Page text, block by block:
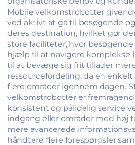
Mobile velkomstrobotter giver
ved aktivt at gå til besøgende
deres destination, hvilket gør
store faciliteter, hvor
hjælp til at navigere komplekse
til at bevæge sig frit tillader
ressourcefordeling, da en
flere områder igennem dagen.
velkomstrobotter er
konsistent og pålidelig service
indgang eller områder med høj
mere avancerede
håndtere flere forespørgsler